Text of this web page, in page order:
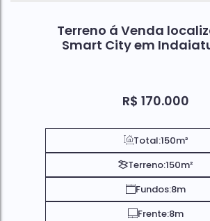
Terreno á Venda
Smart City em
R$ 170.000
Total:150m²
Terreno:150m²
Fundos:8m
Frente:8m